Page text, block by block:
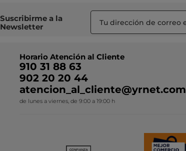
Suscribirme a la
Newsletter
Horario Atención al Cliente
910 31 88 63
902 20 20 44
atencion_al_cliente@yrnet.com
de lunes a viernes, de 9:00 a 19:00 h